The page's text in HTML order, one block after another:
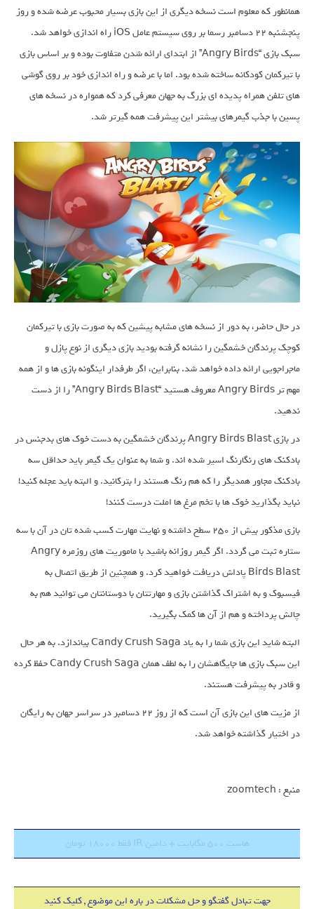
همانطور که معلوم است نسخه دیگری از این بازی بسیار محبوب عرضه شده و روز
پنجشنبه ۲۲ دسامبر رسما بر روی سیستم عامل iOS راه اندازی خواهد شد.
سبک بازی “Angry Birds” از ابتدای ارائه شدن متفاوت بوده و بر اساس بازی
با تیرکمان کودکانه ساخته شده بود. اما با عرضه و راه اندازی خود بر روی گوشی
های تلفن همراه پدیده ای بزرگ به جهان معرفی کرد که همواره در نسخه های
پسین با جذب گیمرهای بیشتر این پیشرفت همه گیرتر شد.
در حال حاضر، به دور از نسخه های مشابه پیشین که به صورت بازی با تیرکمان
کوچک پرندگان خشمگین را نشانه گرفته بودید بازی دیگری از نوع پازل و
ماجراجویی ارائه داده خواهد شد. بنابراین، اگر طرفدار اینگونه بازی ها و از همه
مهم تر Angry Birds معروف هستید “Angry Birds Blast” را از دست
ندهید.
در بازی Angry Birds Blast پرندگان خشمگین به دست خوک های بدجنس در
بادکنک های رنگارنگ اسیر شده اند. و شما به عنوان یک گیمر باید حداقل سه
بادکنک مجاور همدیگر را که هم رنگ هستند را بترکانید. و البته باید عجله کنید!
نباید بگذارید خوک ها با تخم مرغ ها املت درست کنند!
بازی مذکور بیش از ۲۵۰ سطح داشته و نهایت مهارت کسب شده تان در آن با سه
ستاره ثبت می گردد. اگر گیمر روزانه باشید با ماموریت های روزمره Angry
Birds Blast پاداش دریافت خواهید کرد. و همچنین از طریق اتصال به
فیسبوک و به اشتراک گذاشتن بازی و مهارتتان با دوستانتان می توانید هم به
چالش پرداخته و هم از آن ها کمک بگیرید.
البته شاید این بازی شما را به یاد Candy Crush Saga بیاندازد. به هر حال
این سبک بازی ها جایگاهشان را به لطف همان Candy Crush Saga حفظ کرده
و قادر به پیشرفت هستند.
از مزیت های این بازی آن است که از روز ۲۲ دسامبر در سراسر جهان به رایگان
در اختیار گذاشته خواهد شد.
منبع : zoomtech
هاست 500 مگابایت + دامین IR فقط 18000 تومان
جهت تبادل گفتگو و حل مشکلات در باره این موضوع , کلیک کنید